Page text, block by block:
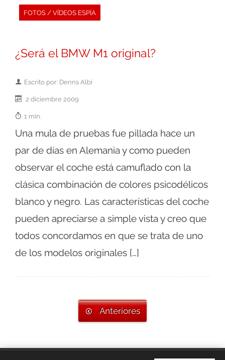
FOTOS / VÍDEOS ESPÍA
¿Será el BMW M1 original?
Escrito por: Denns Albi
2 diciembre 2009
1 min.
Una mula de pruebas fue pillada hace un
par de días en Alemania y como pueden
observar el coche está camuflado con la
clásica combinación de colores psicodélicos
blanco y negro. Las características del coche
pueden apreciarse a simple vista y creo que
todos concordamos en que se trata de uno
de los modelos originales […]
Anteriores